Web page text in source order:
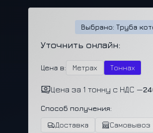
Выбрано: Труба
Уточнить онлайн:
Цена в: Метрах Тоннах
Цена за 1 тонну с НДС —
Способ получения:
Доставка
Самовывоз